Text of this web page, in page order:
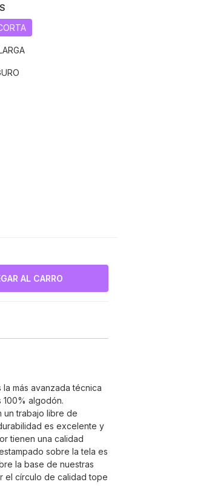
más avanzada técnica
algodón.
un trabajo libre de
es excelente y
tienen una calidad
sobre la tela es
la base de nuestras
el círculo de calidad tope